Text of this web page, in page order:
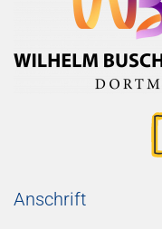
Anschrift